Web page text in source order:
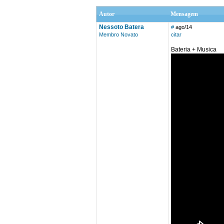
Autor
Mensagem
Nessoto Batera
Membro Novato
# ago/14
citar
Bateria + Musica